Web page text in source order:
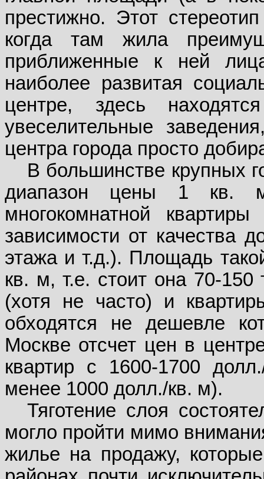
престижно. Этот
когда там жила
приближенные к ней
наиболее развитая
центре, здесь находятся
увеселительные
центра города просто
В большинстве крупных
диапазон цены 1 кв.
многокомнатной
зависимости от качества
этажа и т.д.). Площадь
кв. м, т.е. стоит она 70-
(хотя не часто) и
обходятся не дешевле
Москве отсчет цен в
квартир с 1600-1700
менее 1000 долл./кв. м).
Тяготение слоя
могло пройти мимо
жилье на продажу,